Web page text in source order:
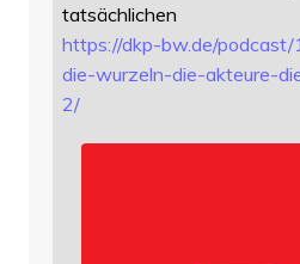
tatsächlichen
https://dkp-bw.de/podcast/
die-wurzeln-die-akteure-
2/